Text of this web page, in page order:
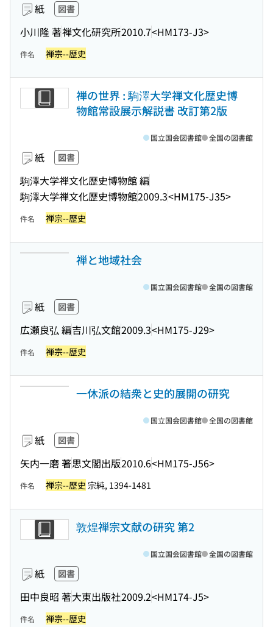
紙 図書
小川隆 著禅文化研究所2010.7<HM173-J3>
件名 禅宗--歴史
禅の世界 : 駒澤大学禅文化歴史博
物館常設展示解説書 改訂第2版
紙 図書
駒澤大学禅文化歴史博物館 編
駒澤大学禅文化歴史博物館2009.3<HM175-J35>
国立国会図書館 全国の図書館
件名 禅宗--歴史
禅と地域社会
紙 図書
広瀬良弘 編吉川弘文館2009.3<HM175-J29>
国立国会図書館 全国の図書館
件名 禅宗--歴史
一休派の結衆と史的展開の研究
紙 図書
矢内一磨 著思文閣出版2010.6<HM175-J56>
国立国会図書館 全国の図書館
件名 禅宗--歴史 宗純, 1394-1481
敦煌禅宗文献の研究 第2
紙 図書
田中良昭 著大東出版社2009.2<HM174-J5>
国立国会図書館 全国の図書館
件名 禅宗--歴史